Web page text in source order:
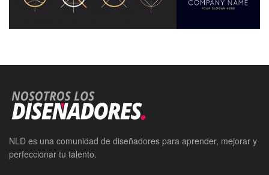
NLD es una comunidad de diseñadores para aprender, mejorar y
perfeccionar tu talento.